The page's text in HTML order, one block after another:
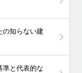
の知らない建
準と代表的な